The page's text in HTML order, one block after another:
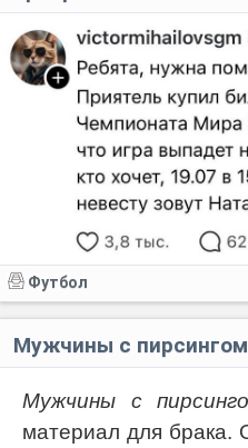
Футбол
Мужчины с
Мужчины с
материал для брака.